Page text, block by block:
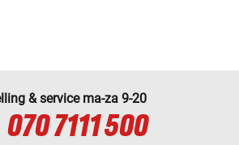
& service ma-za 9-20
070 7111 500